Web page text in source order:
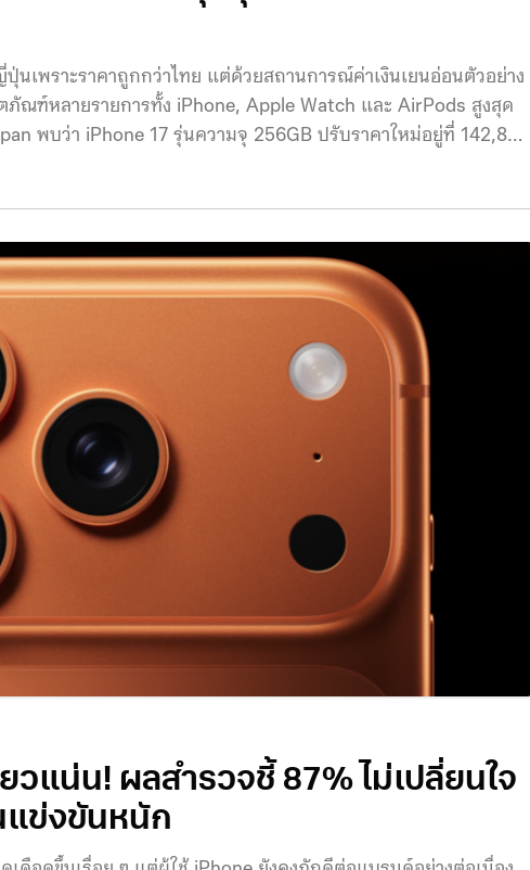
เพราะราคาถูกกว่าไทย แต่ด้วยสถานการณ์ค่าเงินเยนอ่อนตัวอย่าง
ภัณฑ์หลายรายการทั้ง iPhone, Apple Watch และ AirPods สูงสุด
พบว่า iPhone 17 รุ่นความจุ 256GB ปรับราคาใหม่อยู่ที่ 142,800
วแน่น! ผลสำรวจชี้ 87% ไม่เปลี่ยนใจ
แข่งขันหนัก